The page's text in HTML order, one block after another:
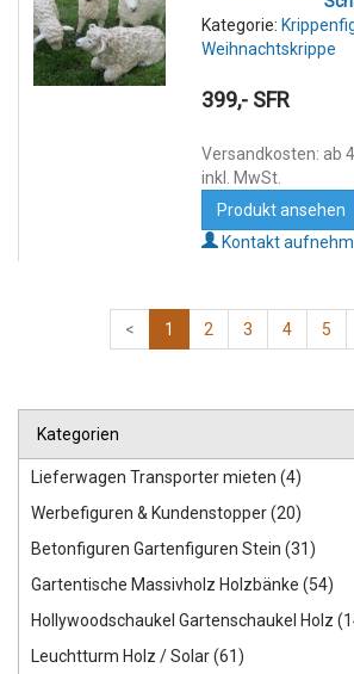
Kategorie:
Weihnachtskrippe
399,- SFR
Versandkosten: ab
inkl. MwSt.
Produkt ansehen
Kontakt
< 1 2 3 4 5
Kategorien
Lieferwagen Transporter mieten (4)
Werbefiguren & Kundenstopper (20)
Betonfiguren Gartenfiguren Stein (31)
Gartentische Massivholz Holzbänke (54)
Hollywoodschaukel Gartenschaukel Holz
Leuchtturm Holz / Solar (61)